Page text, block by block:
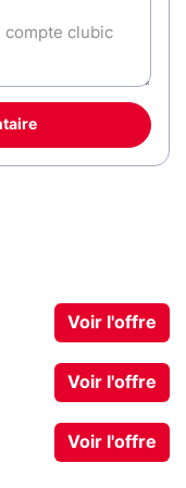
Voir l'offre
Voir l'offre
Voir l'offre